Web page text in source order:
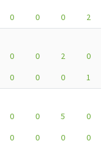
0 0 0
2
0 0 2
0
0 0 0
1
0 0 5
0
0 0 0 0